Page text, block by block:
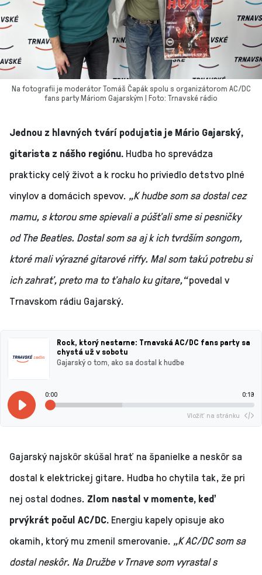
Na fotografii je moderátor Tomáš Čapák spolu s organizátorom AC/DC
fans party Máriom Gajarským | Foto: Trnavské rádio
Jednou z hlavných tvárí podujatia je Mário Gajarský,
gitarista z nášho regiónu. Hudba ho sprevádza
prakticky celý život a k rocku ho priviedlo detstvo plné
vinylov a domácich spevov. „K hudbe som sa dostal cez
mamu, s ktorou sme spievali a púšťali sme si pesničky
od The Beatles. Dostal som sa aj k ich tvrdším songom,
ktoré mali výrazné gitarové riffy. Mal som takú potrebu si
ich zahrať, preto ma to ťahalo ku gitare,“povedal v
Trnavskom rádiu Gajarský.
Rock, ktorý nestarne: Trnavská AC/DC fans party sa
chystá už v sobotu
Gajarský o tom, ako sa dostal k hudbe
0:00 0:19
Vložiť na stránku
Gajarský najskôr skúšal hrať na španielke a neskôr sa
dostal k elektrickej gitare. Hudba ho chytila tak, že pri
nej ostal dodnes. Zlom nastal v momente, keď
prvýkrát počul AC/DC. Energiu kapely opisuje ako
okamih, ktorý mu zmenil smerovanie. „K AC/DC som sa
dostal neskôr. Na Družbe v Trnave som vyrastal s